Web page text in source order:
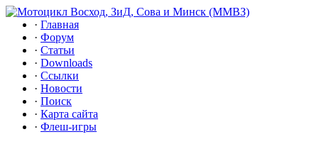
· Главная
· Форум
· Статьи
· Downloads
· Ссылки
· Новости
· Поиск
· Карта сайта
· Флеш-игры